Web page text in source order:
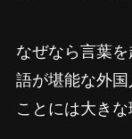
なぜなら言葉
語が堪能な外
ことには大きな